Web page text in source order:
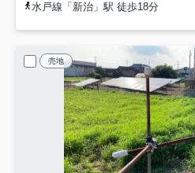
水戸線「新治」駅 徒歩18分
売地